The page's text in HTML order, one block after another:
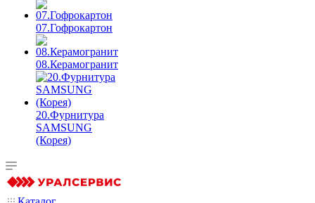
07.Гофрокартон
08.Керамогранит
20.Фурнитура
SAMSUNG
(Корея)